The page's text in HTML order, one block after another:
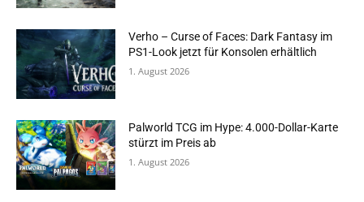
Verho – Curse of Faces: Dark Fantasy im
PS1-Look jetzt für Konsolen erhältlich
1. August 2026
Palworld TCG im Hype: 4.000-Dollar-Karte
stürzt im Preis ab
1. August 2026